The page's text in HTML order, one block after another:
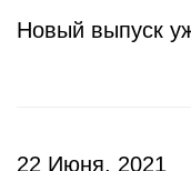
Новый выпуск
22 Июня, 2021